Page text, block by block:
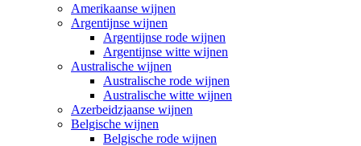
Amerikaanse wijnen
Argentijnse wijnen
Argentijnse rode wijnen
Argentijnse witte wijnen
Australische wijnen
Australische rode wijnen
Australische witte wijnen
Azerbeidzjaanse wijnen
Belgische wijnen
Belgische rode wijnen